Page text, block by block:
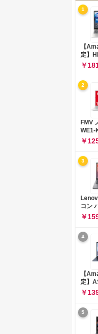
1
【
定】
コン
チ イ
120U
2024
Office
ャッ
型
ナチ
￥
2
FMV
WE1-
ー搭
型/Core
i5/
￥
3
コン
イン
メモ
版
テリ
重量
ー
トPC
￥
4
【
定】
ソコ
ンチ
170
SSD
￥
5